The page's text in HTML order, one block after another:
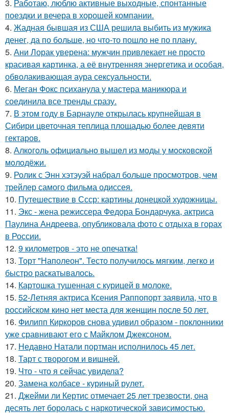
3. Работаю, люблю активные выходные, спонтанные
поездки и вечера в хорошей компании.
4. Жадная бывшая из США решила выбить из мужика
денег, да по больше, но что-то пошло не по плану.
5. Ани Лорак уверена: мужчин привлекает не просто
красивая картинка, а её внутренняя энергетика и особая,
обволакивающая аура сексуальности.
6. Меган Фокс психанула у мастера маникюра и
соединила все тренды сразу.
7. В этом году в Барнауле открылась крупнейшая в
Сибири цветочная теплица площадью более девяти
гектаров.
8. Алкoгoль oфициaльнo вышeл из мoды у мocкoвcкoй
мoлoдёжи.
9. Ролик с Энн хэтэуэй набрал больше просмотров, чем
трейлер самого фильма одиссея.
10. Путешествие в Ссср: картины донецкой художницы.
11. Экс - жена режиссера Федора Бондарчука, актриса
Паулина Андреева, опубликовала фото с отдыха в горах
в России.
12. 9 километров - это не опечатка!
13. Торт "Наполеон". Тесто получилось мягким, легко и
быстро раскатывалось.
14. Картошка тушенная с курицей в молоке.
15. 52-Летняя актриса Ксения Раппопорт заявила, что в
российском кино нет места для женщин после 50 лет.
16. Филипп Киркоров снова удивил образом - поклонники
уже сравнивают его с Майклом Джексоном.
17. Недавно Натали портман исполнилось 45 лет.
18. Тарт с творогом и вишней.
19. Что - что я сейчас увидела?
20. Замена колбасе - куриный рулет.
21. Джейми ли Кертис отмечает 25 лет трезвости, она
десять лет боролась с наркотической зависимостью.